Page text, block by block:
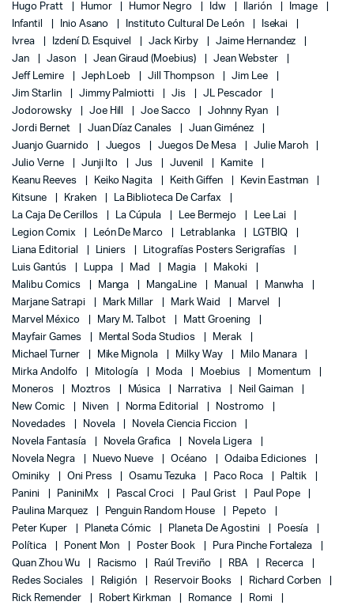
Hugo Pratt
Humor Humor Negro Idw Ilarión
Image
Infantil
Inio Asano Instituto Cultural De León
Isekai
Ivrea
Izdení D. Esquivel Jack Kirby
Jaime Hernandez
Jan
Jason Jean Giraud (Moebius)
Jean Webster
Jeff Lemire
Jeph Loeb Jill Thompson
Jim Lee
Jim Starlin
Jimmy Palmiotti Jis
JL Pescador
Jodorowsky
Joe Hill Joe Sacco
Johnny Ryan
Jordi Bernet
Juan Díaz Canales
Juan Giménez
Juanjo Guarnido
Juegos Juegos De Mesa
Julie Maroh
Julio Verne
Junji Ito Jus Juvenil
Kamite
Keanu Reeves
Keiko Nagita Keith Giffen
Kevin Eastman
Kitsune
Kraken
La Biblioteca De Carfax
La Caja De Cerillos
La Cúpula Lee Bermejo
Lee Lai
Legion Comix
León De Marco Letrablanka
LGTBIQ
Liana Editorial
Liniers
Litografías Posters Serigrafías
Luis Gantús
Luppa Mad Magia
Makoki
Malibu Comics
Manga MangaLine Manual
Manwha
Marjane Satrapi
Mark Millar Mark Waid
Marvel
Marvel México
Mary M. Talbot
Matt Groening
Mayfair Games
Mental Soda Studios
Merak
Michael Turner
Mike Mignola Milky Way
Milo Manara
Mirka Andolfo
Mitología Moda Moebius
Momentum
Moneros
Moztros Música Narrativa
Neil Gaiman
New Comic
Niven Norma Editorial
Nostromo
Novedades
Novela
Novela Ciencia Ficcion
Novela Fantasía
Novela Grafica
Novela Ligera
Novela Negra
Nuevo Nueve Océano
Odaiba Ediciones
Ominiky
Oni Press Osamu Tezuka Paco Roca
Paltik
Panini
PaniniMx Pascal Croci Paul Grist
Paul Pope
Paulina Marquez
Penguin Random House
Pepeto
Peter Kuper
Planeta Cómic Planeta De Agostini
Poesía
Política
Ponent Mon Poster Book
Pura Pinche Fortaleza
Quan Zhou Wu
Racismo Raúl Treviño RBA
Recerca
Redes Sociales
Religión Reservoir Books
Richard Corben
Rick Remender
Robert Kirkman Romance
Romi